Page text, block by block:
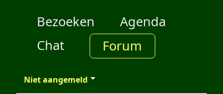
Bezoeken
Agenda
Chat
Forum
Niet aangemeld